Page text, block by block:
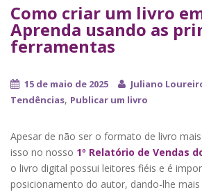
Como criar um livro em
Aprenda usando as
ferramentas
15 de maio de 2025 Juliano
Tendências, Publicar um livro
Apesar de não ser o formato de livro
isso no nosso 1º Relatório de Vendas
o livro digital possui leitores fiéis e é
posicionamento do autor, dando-lhe mais